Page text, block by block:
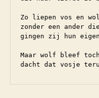
Zo liepen vos en
zonder een ander
gingen zij hun
Maar wolf bleef
dacht dat vosje